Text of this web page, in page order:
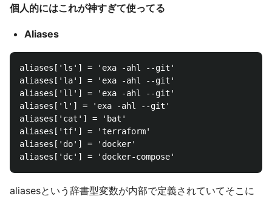
個人的にはこれが神すぎて使ってる
Aliases
aliases['ls'] = 'exa -ahl --git'
aliases['la'] = 'exa -ahl --git'
aliases['ll'] = 'exa -ahl --git'
aliases['l'] = 'exa -ahl --git'
aliases['cat'] = 'bat'
aliases['tf'] = 'terraform'
aliases['do'] = 'docker'
aliasesという辞書型変数が内部で定義されていてそこに